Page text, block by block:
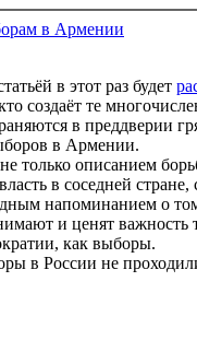
в Армении
в этот раз будет
создаёт те
в преддверии
в Армении.
только описанием
в соседней
напоминанием о
и ценят важность
как выборы.
в России не